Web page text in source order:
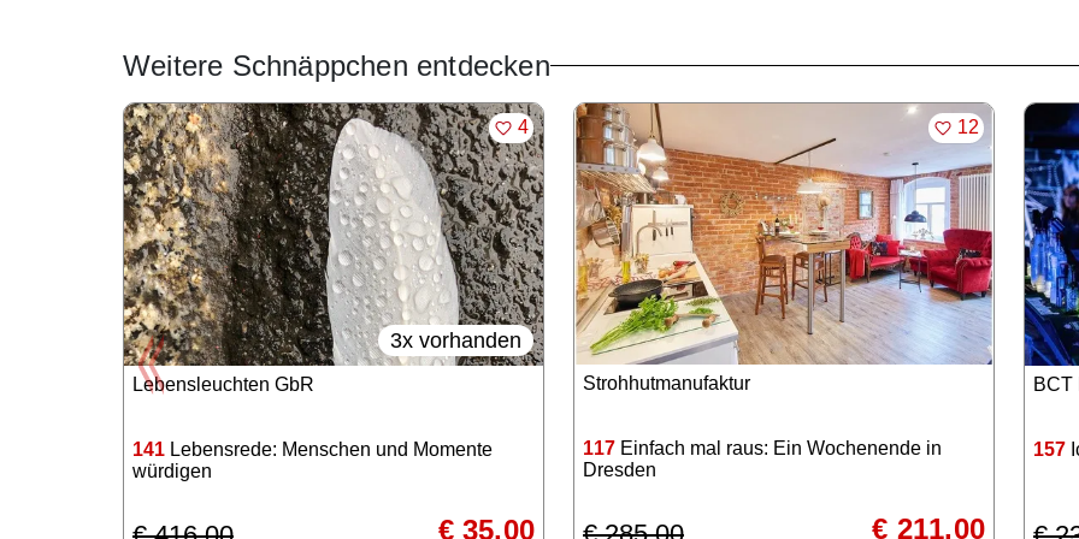
Weitere Schnäppchen entdecken
Angebote im Slider
3x vorhanden
MERKEN
4
Lebensleuchten GbR
141 Lebensrede: Menschen und Momente
würdigen
€ 35,00
MERKEN
12
Strohhutmanufaktur
117 Einfach mal raus: Ein Wochenende in
Dresden
€ 211,00
BCT
157